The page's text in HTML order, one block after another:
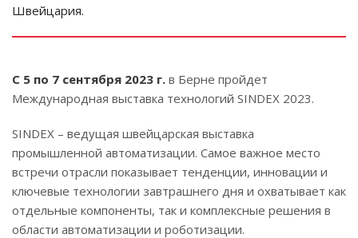
Швейцария.
С 5 по 7 сентября 2023 г. в Берне пройдет
Международная выставка технологий SINDEX 2023.
SINDEX – ведущая швейцарская выставка
промышленной автоматизации. Самое важное место
встречи отрасли показывает тенденции, инновации и
ключевые технологии завтрашнего дня и охватывает как
отдельные компоненты, так и комплексные решения в
области автоматизации и роботизации.